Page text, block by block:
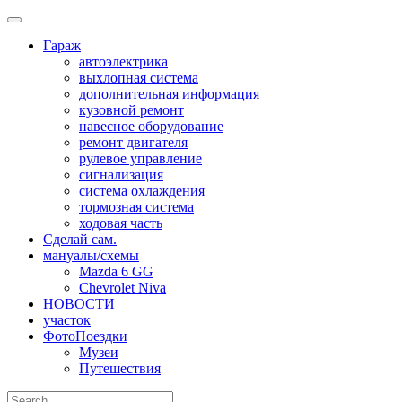
Skip
contentГараж
автоэлектрика
выхлопная система
дополнительная информация
кузовной ремонт
навесное оборудование
ремонт двигателя
рулевое управление
сигнализация
система охлаждения
тормозная система
ходовая часть
Сделай сам.
мануалы/схемы
Mazda 6 GG
Chevrolet Niva
НОВОСТИ
участок
ФотоПоездки
Музеи
Путешествия
Search